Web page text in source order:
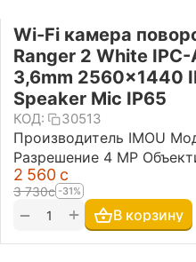
Wi-Fi камера
Ranger 2 White
3,6mm 2560x1440
Speaker Mic IP65
КОД: 30513
Производитель IMOU
Разрешение 4 MP
2 560 с
3 730с -31%
+
− В корзину